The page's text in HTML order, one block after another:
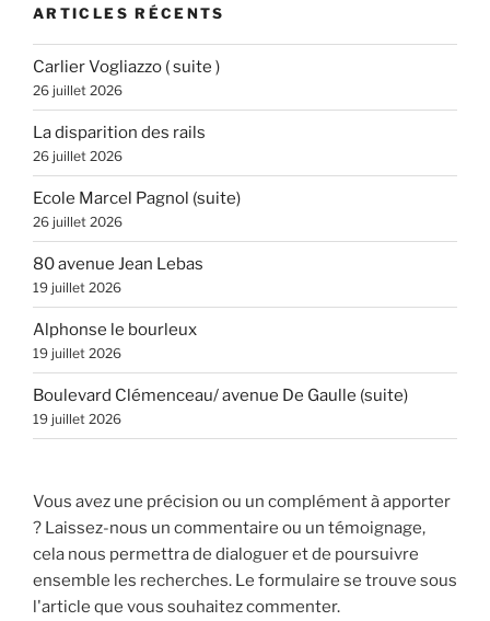
ARTICLES RÉCENTS
Carlier Vogliazzo ( suite )
26 juillet 2026
La disparition des rails
26 juillet 2026
Ecole Marcel Pagnol (suite)
26 juillet 2026
80 avenue Jean Lebas
19 juillet 2026
Alphonse le bourleux
19 juillet 2026
Boulevard Clémenceau/ avenue De Gaulle (suite)
19 juillet 2026
Vous avez une précision ou un complément à apporter
? Laissez-nous un commentaire ou un témoignage,
cela nous permettra de dialoguer et de poursuivre
ensemble les recherches. Le formulaire se trouve sous
l'article que vous souhaitez commenter.